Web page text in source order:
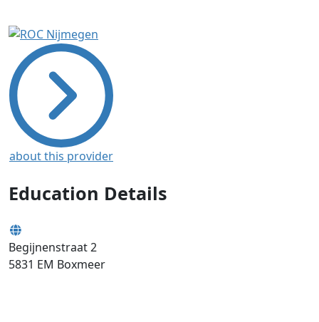
about this provider
Education Details
Begijnenstraat 2
5831 EM Boxmeer